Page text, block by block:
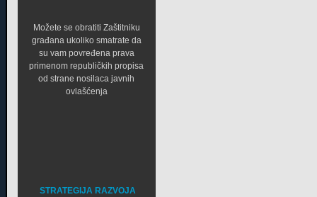
Možete se obratiti Zaštitniku
građana ukoliko smatrate da
su vam povređena prava
primenom republičkih propisa
od strane nosilaca javnih
ovlašćenja
STRATEGIJA RAZVOJA